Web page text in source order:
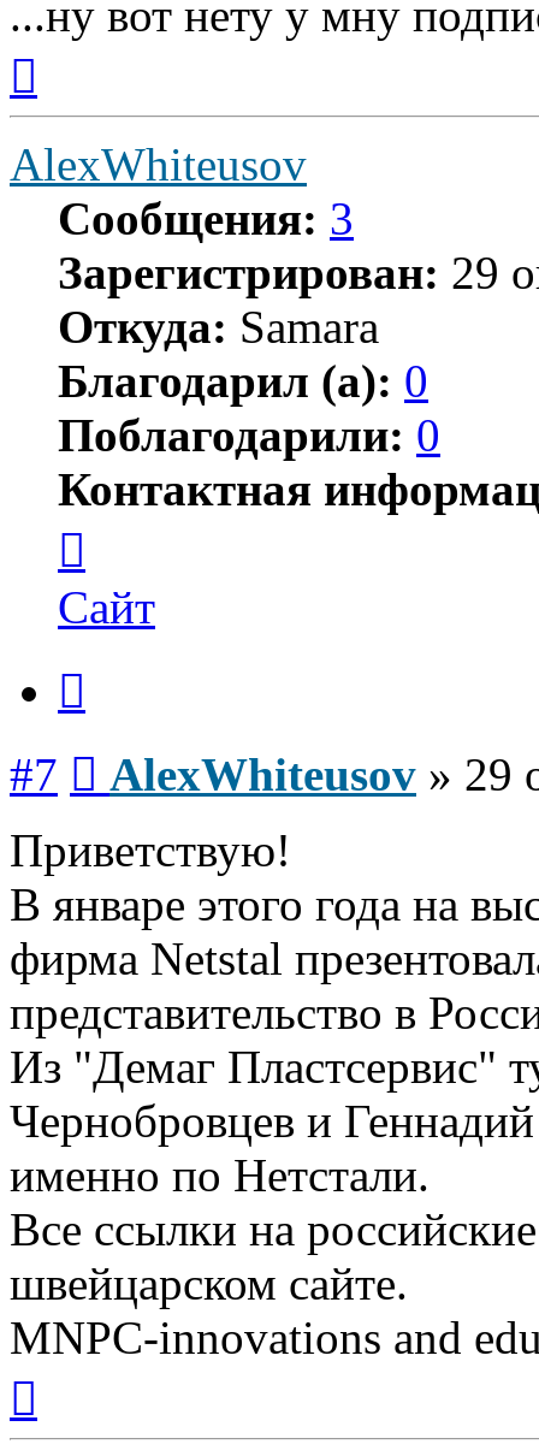
...ну вот нету у мну
началу
AlexWhiteusov
Сообщения: 3
Зарегистрирован: 29
Откуда: Samara
Благодарил (а): 0
Поблагодарили: 0
Контактная
пользователя
AlexWhiteusov
Сайт
#7 AlexWhiteusov » 29
Приветствую!
В январе этого года на
фирма Netstal
представительство в
Из "Демаг Пластсервис"
Чернобровцев и
именно по Нетстали.
Все ссылки на
швейцарском сайте.
MNPC-innovations and
началу